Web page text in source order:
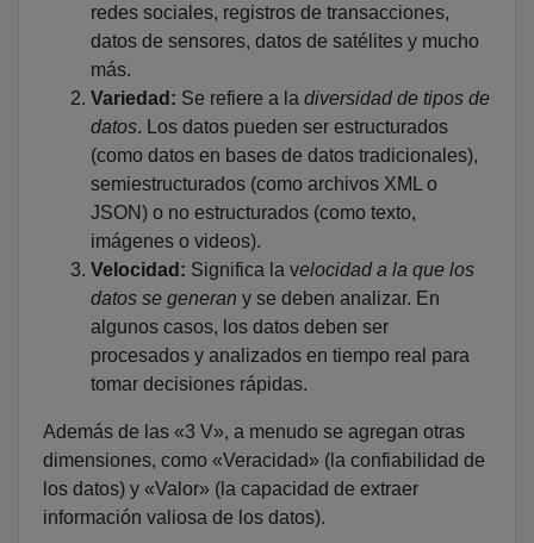
redes sociales, registros de transacciones,
datos de sensores, datos de satélites y mucho
más.
Variedad: Se refiere a la diversidad de tipos de
datos. Los datos pueden ser estructurados
(como datos en bases de datos tradicionales),
semiestructurados (como archivos XML o
JSON) o no estructurados (como texto,
imágenes o videos).
Velocidad: Significa la velocidad a la que los
datos se generan y se deben analizar. En
algunos casos, los datos deben ser
procesados y analizados en tiempo real para
tomar decisiones rápidas.
Además de las «3 V», a menudo se agregan otras
dimensiones, como «Veracidad» (la confiabilidad de
los datos) y «Valor» (la capacidad de extraer
información valiosa de los datos).